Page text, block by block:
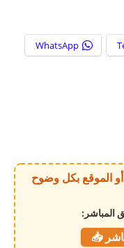
WhatsApp
أو الموقع بكل وضوح
المباشر:
📥